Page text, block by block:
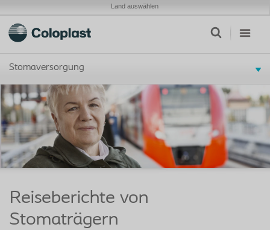
Land auswählen
Stomaversorgung
Reiseberichte von
Stomaträgern